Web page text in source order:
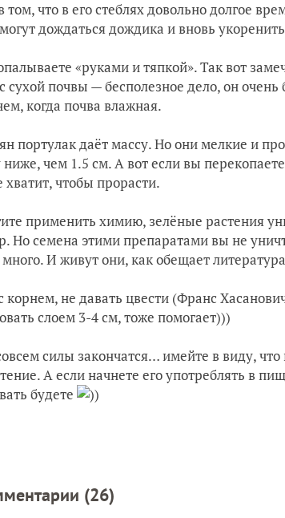
что в его стеблях довольно долгое
дождаться дождика и вновь
«руками и тяпкой». Так вот
сухой почвы — бесполезное дело, он
когда почва влажная.
портулак даёт массу. Но они мелкие и
ниже, чем 1.5 см. А вот если вы
хватит, чтобы прорасти.
применить химию, зелёные растения
Но семена этими препаратами вы не
И живут они, как обещает
не давать цвести (Франс
слоем 3-4 см, тоже помогает)))
силы закончатся… имейте в виду,
А если начнете его употреблять в
будете
))
(26)